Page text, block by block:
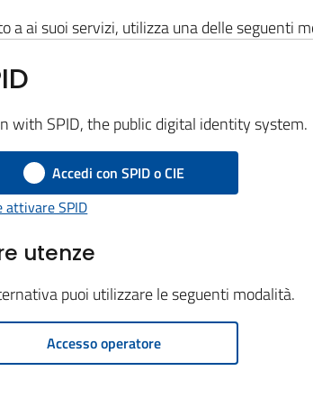
a ai suoi servizi, utilizza una delle seguenti
with SPID, the public digital identity system.
Accedi con SPID o CIE
attivare SPID
utenze
puoi utilizzare le seguenti modalità.
Accesso operatore